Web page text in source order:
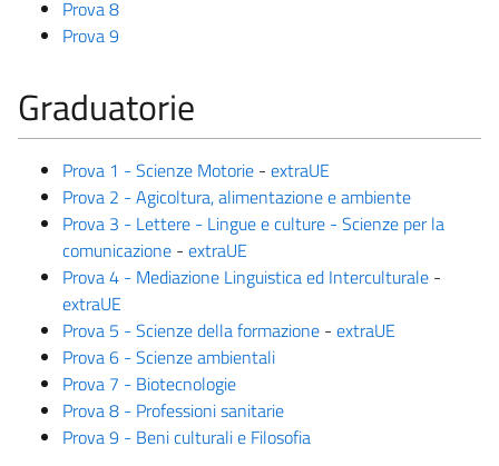
Prova 8
Prova 9
Graduatorie
Prova 1 - Scienze Motorie - extraUE
Prova 2 - Agicoltura, alimentazione e ambiente
Prova 3 - Lettere - Lingue e culture - Scienze per la
comunicazione - extraUE
Prova 4 - Mediazione Linguistica ed Interculturale -
extraUE
Prova 5 - Scienze della formazione - extraUE
Prova 6 - Scienze ambientali
Prova 7 - Biotecnologie
Prova 8 - Professioni sanitarie
Prova 9 - Beni culturali e Filosofia